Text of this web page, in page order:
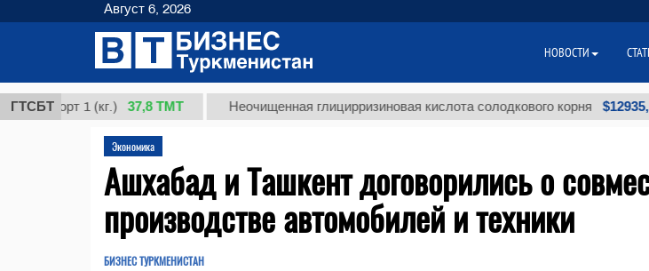
ГТСБТ
1 (кг.) 37,8 ТМТ Неочищенная глицирризиновая кислота солодкового корня $12935,18
Экономика
Ашхабад и Ташкент договорились о
производстве автомобилей и техники
БИЗНЕС ТУРКМЕНИСТАН
Август 6, 2026
НОВОСТИ